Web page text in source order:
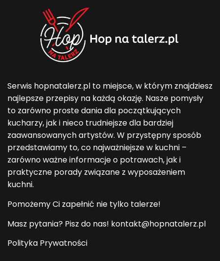
Serwis hopnatalerz.pl to miejsce, w którym znajdziesz
najlepsze przepisy na każdą okazję. Nasze pomysły
to zarówno proste dania dla początkujących
kucharzy, jak i nieco trudniejsze dla bardziej
zaawansowanych artystów. W przystępny sposób
przedstawiamy to, co najważniejsze w kuchni –
zarówno ważne informacje o potrawach, jak i
praktyczne porady związane z wyposażeniem
kuchni.
Pomożemy Ci zapełnić nie tylko talerze!
Masz pytania? Pisz do nas! kontakt@hopnatalerz.pl
Polityka Prywatności